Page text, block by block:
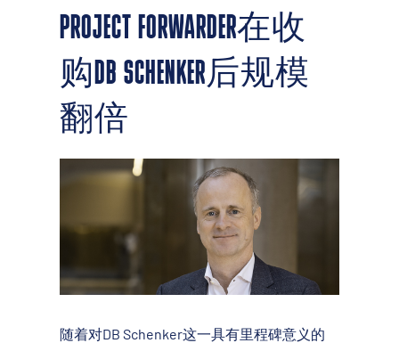
PROJECT FORWARDER在收
购DB SCHENKER后规模
翻倍
随着对DB Schenker这一具有里程碑意义的